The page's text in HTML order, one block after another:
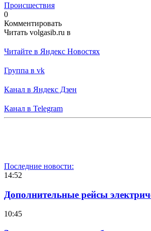
Происшествия
0
Комментировать
Читать volgasib.ru в
Читайте в Яндекс Новостях
Группа в vk
Канал в Яндекс Дзен
Канал в Telegram
Последние новости:
14:52
Дополнительные рейсы
10:45